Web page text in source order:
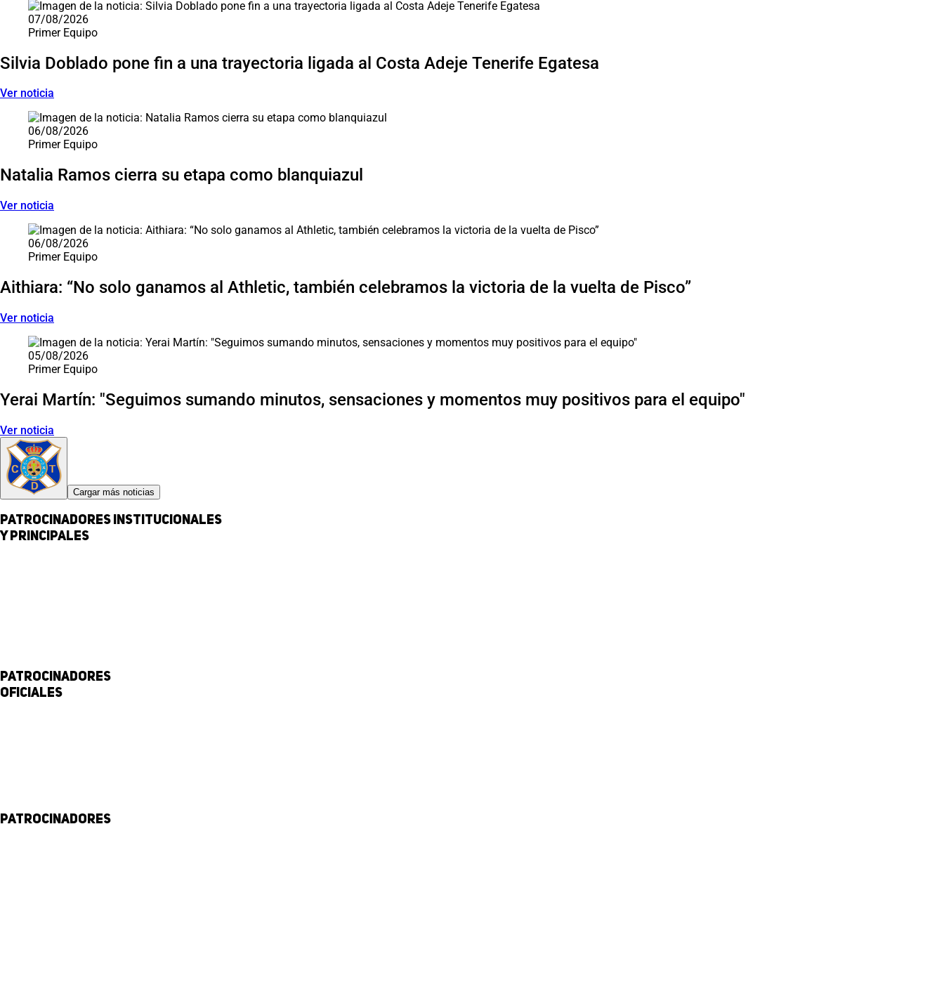
07/08/2026
Primer Equipo
Silvia Doblado pone fin a una trayectoria ligada al Costa Adeje Tenerife Egatesa
Ver noticia
06/08/2026
Primer Equipo
Natalia Ramos cierra su etapa como blanquiazul
Ver noticia
06/08/2026
Primer Equipo
Aithiara: “No solo ganamos al Athletic, también celebramos la victoria de la vuelta de Pisco”
Ver noticia
05/08/2026
Primer Equipo
Yerai Martín: "Seguimos sumando minutos, sensaciones y momentos muy positivos para el equipo"
Ver noticia
Cargar más noticias
Patrocinadores institucionales
y principales
Patrocinadores
Oficiales
Patrocinadores